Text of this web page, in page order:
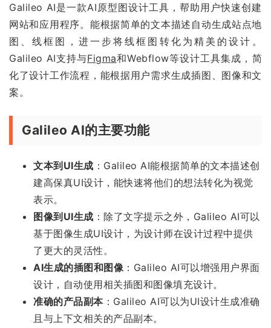
Galileo AI是一款AI原型图设计工具，帮助用户快速创建
网站和应用程序。能根据简单的文本描述自动生成站点地
图、线框图，进一步将线框图转化为精美的设计。
Galileo AI支持与Figma和Webflow等设计工具集成，简
化了设计工作流程，能根据用户需求生成插图、图像和文
案。
Galileo AI的主要功能
文本到UI生成 ：Galileo AI能根据简单的文本描述创
建高保真UI设计，能快速将他们的想法转化为视觉
表示。
图像到UI生成 ：除了文字提示之外，Galileo AI可以
基于图像生成UI设计，为设计师在设计过程中提供
了更大的灵活性。
AI生成的插图和图像 ：Galileo AI可以增强用户界面
设计，自动使用相关插图和图像填充设计。
准确的产品副本：Galileo AI可以为UI设计生成准确
且与上下文相关的产品副本。